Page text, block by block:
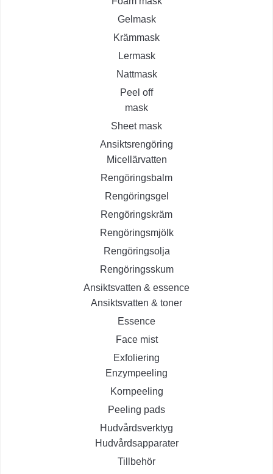
Gelmask
Krämmask
Lermask
Nattmask
Peel off
mask
Sheet mask
Ansiktsrengöring
Micellärvatten
Rengöringsbalm
Rengöringsgel
Rengöringskräm
Rengöringsmjölk
Rengöringsolja
Rengöringsskum
Ansiktsvatten & essence
Ansiktsvatten & toner
Essence
Face mist
Exfoliering
Enzympeeling
Kornpeeling
Peeling pads
Hudvårdsverktyg
Hudvårdsapparater
Tillbehör